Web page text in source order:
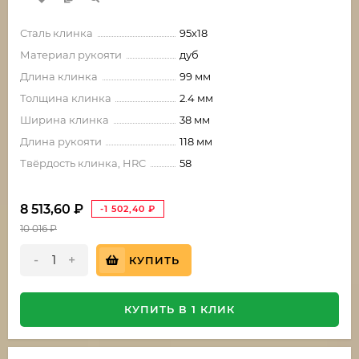
Сталь клинка
95х18
Материал рукояти
дуб
Длина клинка
99 мм
Толщина клинка
2.4 мм
Ширина клинка
38 мм
Длина рукояти
118 мм
Твёрдость клинка, HRC
58
8 513,60 ₽ -1 502,40 ₽
10 016₽
- + КУПИТЬ
КУПИТЬ В 1 КЛИК